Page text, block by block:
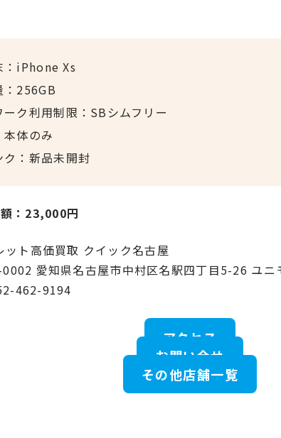
：iPhone Xs
：256GB
ーク利用制限：SBシムフリー
体のみ
ク：新品未開封
：23,000円
ト高価買取 クイック名古屋
愛知県名古屋市中村区名駅四丁目5-26 ユニ
462-9194
アクセス
お問い合せ
その他店舗一覧